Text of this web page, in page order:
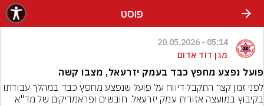
פוסט
05:14 - 20.05.2026
מגן דוד אדום
פועל נפצע מחפץ כבד בעמק יזרעאל, מצבו קשה